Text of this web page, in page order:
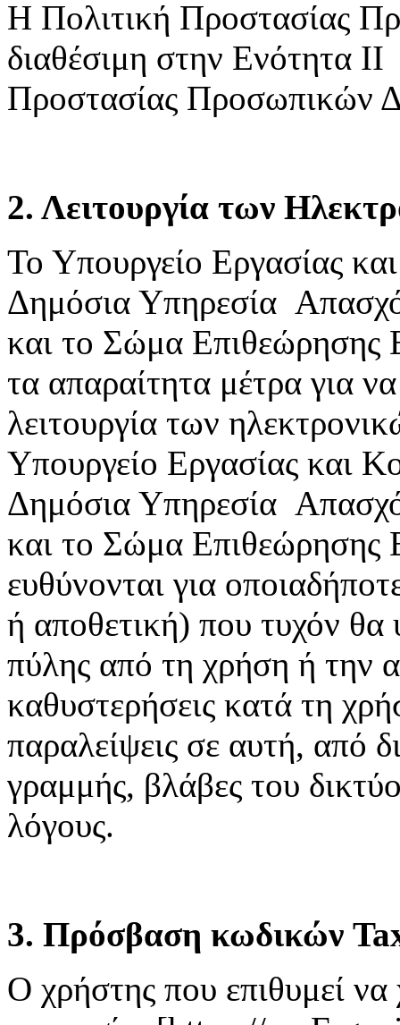
Η Πολιτική Προστασίας
διαθέσιμη στην Ενότητα
Προστασίας Προσωπικών
2. Λειτουργία των
Το Υπουργείο Εργασίας
Δημόσια Υπηρεσία
και το Σώμα
τα απαραίτητα μέτρα για
λειτουργία των
Υπουργείο Εργασίας και
Δημόσια Υπηρεσία
και το Σώμα Επιθεώρησης
ευθύνονται για
ή αποθετική) που τυχόν θα
πύλης από τη χρήση ή την
καθυστερήσεις κατά τη
παραλείψεις σε αυτή, από
γραμμής, βλάβες του
λόγους.
3. Πρόσβαση κωδικών
Ο χρήστης που επιθυμεί να